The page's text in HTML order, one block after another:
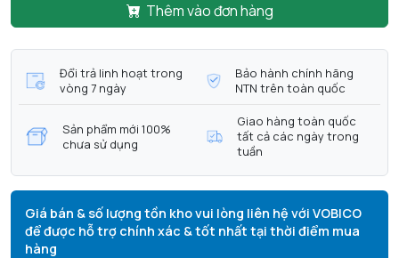
Thêm vào đơn hàng
Đổi trả linh hoạt trong
vòng 7 ngày
Bảo hành chính hãng
NTN trên toàn quốc
Sản phẩm mới 100%
chưa sử dụng
Giao hàng toàn quốc
tất cả các ngày trong
tuần
Giá bán & số lượng tồn kho vui lòng liên hệ với VOBICO
để được hỗ trợ chính xác & tốt nhất tại thời điểm mua
hàng